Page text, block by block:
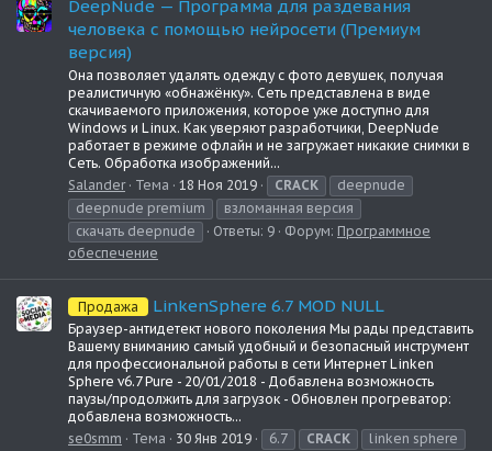
DeepNude — Программа для раздевания
человека с помощью нейросети (Премиум
версия)
Она позволяет удалять одежду с фото девушек, получая
реалистичную «обнажёнку». Сеть представлена в виде
скачиваемого приложения, которое уже доступно для
Windows и Linux. Как уверяют разработчики, DeepNude
работает в режиме офлайн и не загружает никакие снимки в
Сеть. Обработка изображений...
Salander
Тема 18 Ноя 2019 CRACK
deepnude
deepnude premium
взломанная версия
скачать deepnude
Ответы: 9 Форум: Программное
обеспечение
Продажа LinkenSphere 6.7 MOD NULL
Браузер-антидетект нового поколения Мы рады представить
Вашему вниманию самый удобный и безопасный инструмент
для профессиональной работы в сети Интернет Linken
Sphere v6.7 Pure - 20/01/2018 - Добавлена возможность
паузы/продолжить для загрузок - Обновлен прогреватор:
добавлена возможность...
se0smm
Тема 30 Янв 2019 6.7 CRACK
linken sphere